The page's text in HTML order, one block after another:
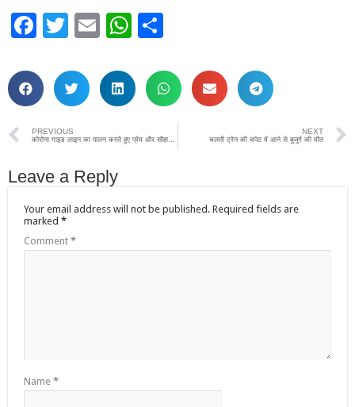
Facebook
Twitter
EmailWhatsApp
PREVIOUS
कोरोना गाइड लाइन का पालन करते हुए प्रेम और सौहार्द के साथ मनाएं त्यौहार-एस डी एम सदर
NEXT
चलती ट्रेन की चपेट में आने से बुजुर्ग की मौत
Leave a Reply
Your email address will not be published. Required fields are
marked *
Comment *
Name *